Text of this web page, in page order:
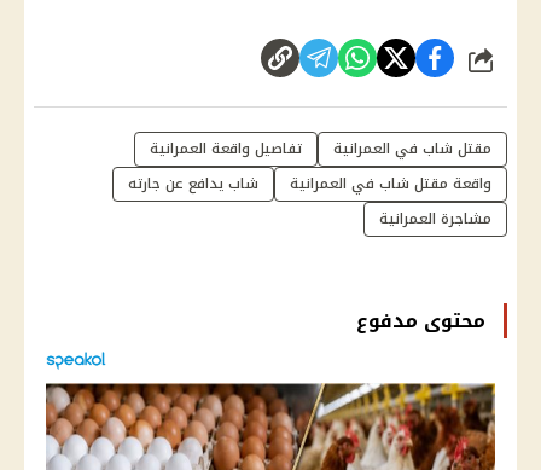
شارك
مقتل شاب في العمرانية
تفاصيل واقعة العمرانية
واقعة مقتل شاب في العمرانية
شاب يدافع عن جارته
مشاجرة العمرانية
محتوى مدفوع